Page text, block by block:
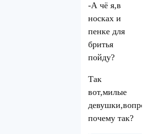
-А чё я,в
носках и
пенке для
бритья
пойду?
Так
вот,милые
девушки,вопрос-
почему так?